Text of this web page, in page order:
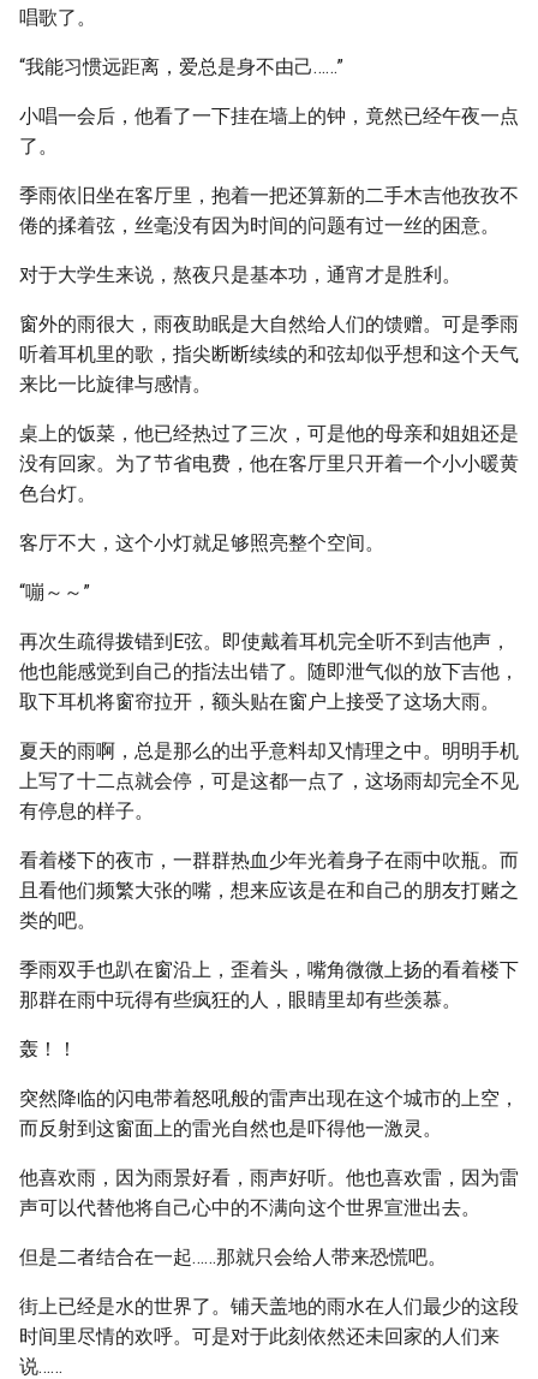
唱歌了。
“我能习惯远距离，爱总是身不由己……”
小唱一会后，他看了一下挂在墙上的钟，竟然已经午夜一点
了。
季雨依旧坐在客厅里，抱着一把还算新的二手木吉他孜孜不
倦的揉着弦，丝毫没有因为时间的问题有过一丝的困意。
对于大学生来说，熬夜只是基本功，通宵才是胜利。
窗外的雨很大，雨夜助眠是大自然给人们的馈赠。可是季雨
听着耳机里的歌，指尖断断续续的和弦却似乎想和这个天气
来比一比旋律与感情。
桌上的饭菜，他已经热过了三次，可是他的母亲和姐姐还是
没有回家。为了节省电费，他在客厅里只开着一个小小暖黄
色台灯。
客厅不大，这个小灯就足够照亮整个空间。
“嘣～～”
再次生疏得拨错到E弦。即使戴着耳机完全听不到吉他声，
他也能感觉到自己的指法出错了。随即泄气似的放下吉他，
取下耳机将窗帘拉开，额头贴在窗户上接受了这场大雨。
夏天的雨啊，总是那么的出乎意料却又情理之中。明明手机
上写了十二点就会停，可是这都一点了，这场雨却完全不见
有停息的样子。
看着楼下的夜市，一群群热血少年光着身子在雨中吹瓶。而
且看他们频繁大张的嘴，想来应该是在和自己的朋友打赌之
类的吧。
季雨双手也趴在窗沿上，歪着头，嘴角微微上扬的看着楼下
那群在雨中玩得有些疯狂的人，眼睛里却有些羡慕。
轰！！
突然降临的闪电带着怒吼般的雷声出现在这个城市的上空，
而反射到这窗面上的雷光自然也是吓得他一激灵。
他喜欢雨，因为雨景好看，雨声好听。他也喜欢雷，因为雷
声可以代替他将自己心中的不满向这个世界宣泄出去。
但是二者结合在一起……那就只会给人带来恐慌吧。
街上已经是水的世界了。铺天盖地的雨水在人们最少的这段
时间里尽情的欢呼。可是对于此刻依然还未回家的人们来
说……